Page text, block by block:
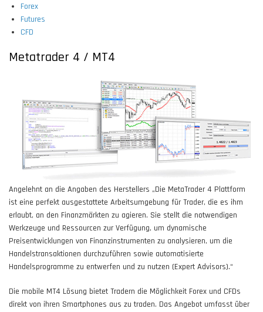
Forex
Futures
CFD
Metatrader 4 / MT4
Angelehnt an die Angaben des Herstellers „Die MetaTrader 4 Plattform
ist eine perfekt ausgestattete Arbeitsumgebung für Trader, die es ihm
erlaubt, an den Finanzmärkten zu agieren. Sie stellt die notwendigen
Werkzeuge und Ressourcen zur Verfügung, um dynamische
Preisentwicklungen von Finanzinstrumenten zu analysieren, um die
Handelstransaktionen durchzuführen sowie automatisierte
Handelsprogramme zu entwerfen und zu nutzen (Expert Advisors).“
Die mobile MT4 Lösung bietet Tradern die Möglichkeit Forex und CFDs
direkt von ihren Smartphones aus zu traden. Das Angebot umfasst über